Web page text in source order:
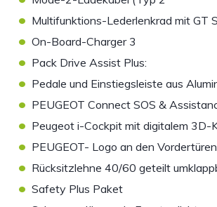
• Multifunktions-Lederlenkrad mit GT
• On-Board-Charger 3
• Pack Drive Assist Plus:
• Pedale und Einstiegsleiste aus
• PEUGEOT Connect SOS &
• Peugeot i-Cockpit mit digitalem 3D-
• PEUGEOT- Logo an den Vordertüren
• Rücksitzlehne 40/60 geteilt
• Safety Plus Paket